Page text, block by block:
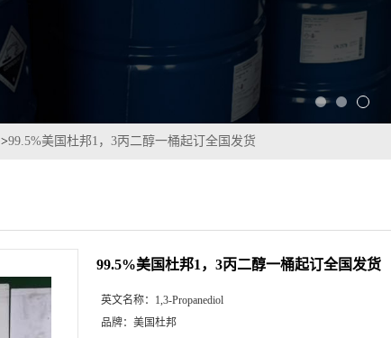
>99.5%美国杜邦1，3丙二醇一桶起订全国发货
99.5%美国杜邦1，3丙二醇一桶起订全国发货
英文名称： 1,3-Propanediol
品牌： 美国杜邦